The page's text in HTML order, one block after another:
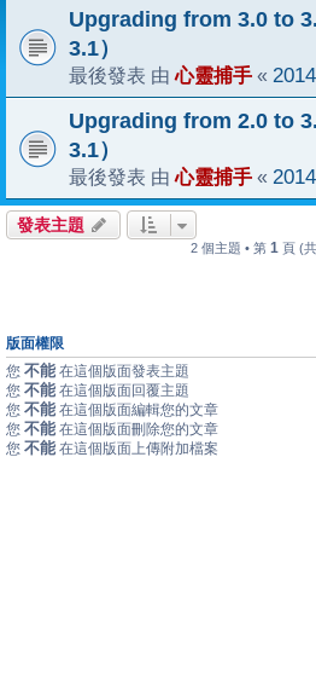
Upgrading from 3.0 to
3.1）
最後發表 由心靈捕手 «
Upgrading from 2.0 to
3.1）
最後發表 由心靈捕手 «
發表主題
2 個主題 • 第 1 頁 (共
版面權限
您 不能 在這個版面發表主題
您 不能 在這個版面回覆主題
您 不能 在這個版面編輯您的文章
您 不能 在這個版面刪除您的文章
您 不能 在這個版面上傳附加檔案